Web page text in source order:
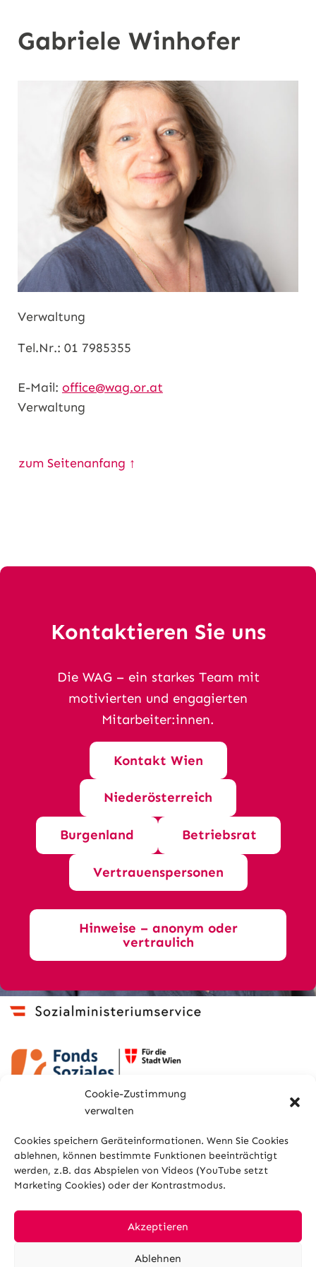
Cookie-Zustimmung
verwalten
Cookies speichern Geräteinformationen. Wenn Sie Cookies
ablehnen, können bestimmte Funktionen beeinträchtigt
werden, z.B. das Abspielen von Videos (YouTube setzt
Marketing Cookies) oder der Kontrastmodus.
Akzeptieren
Ablehnen
Gabriele Winhofer
Verwaltung
Tel.Nr.: 01 7985355
E-Mail: office@wag.or.at
Verwaltung
zum Seitenanfang ↑
Kontaktieren Sie uns
Die WAG – ein starkes Team mit
motivierten und engagierten
Mitarbeiter:innen.
Kontakt Wien
Niederösterreich
Burgenland Betriebsrat
Vertrauenspersonen
Hinweise – anonym oder
vertraulich
Sitemap Glossar Kontakt Impressum
Cookies